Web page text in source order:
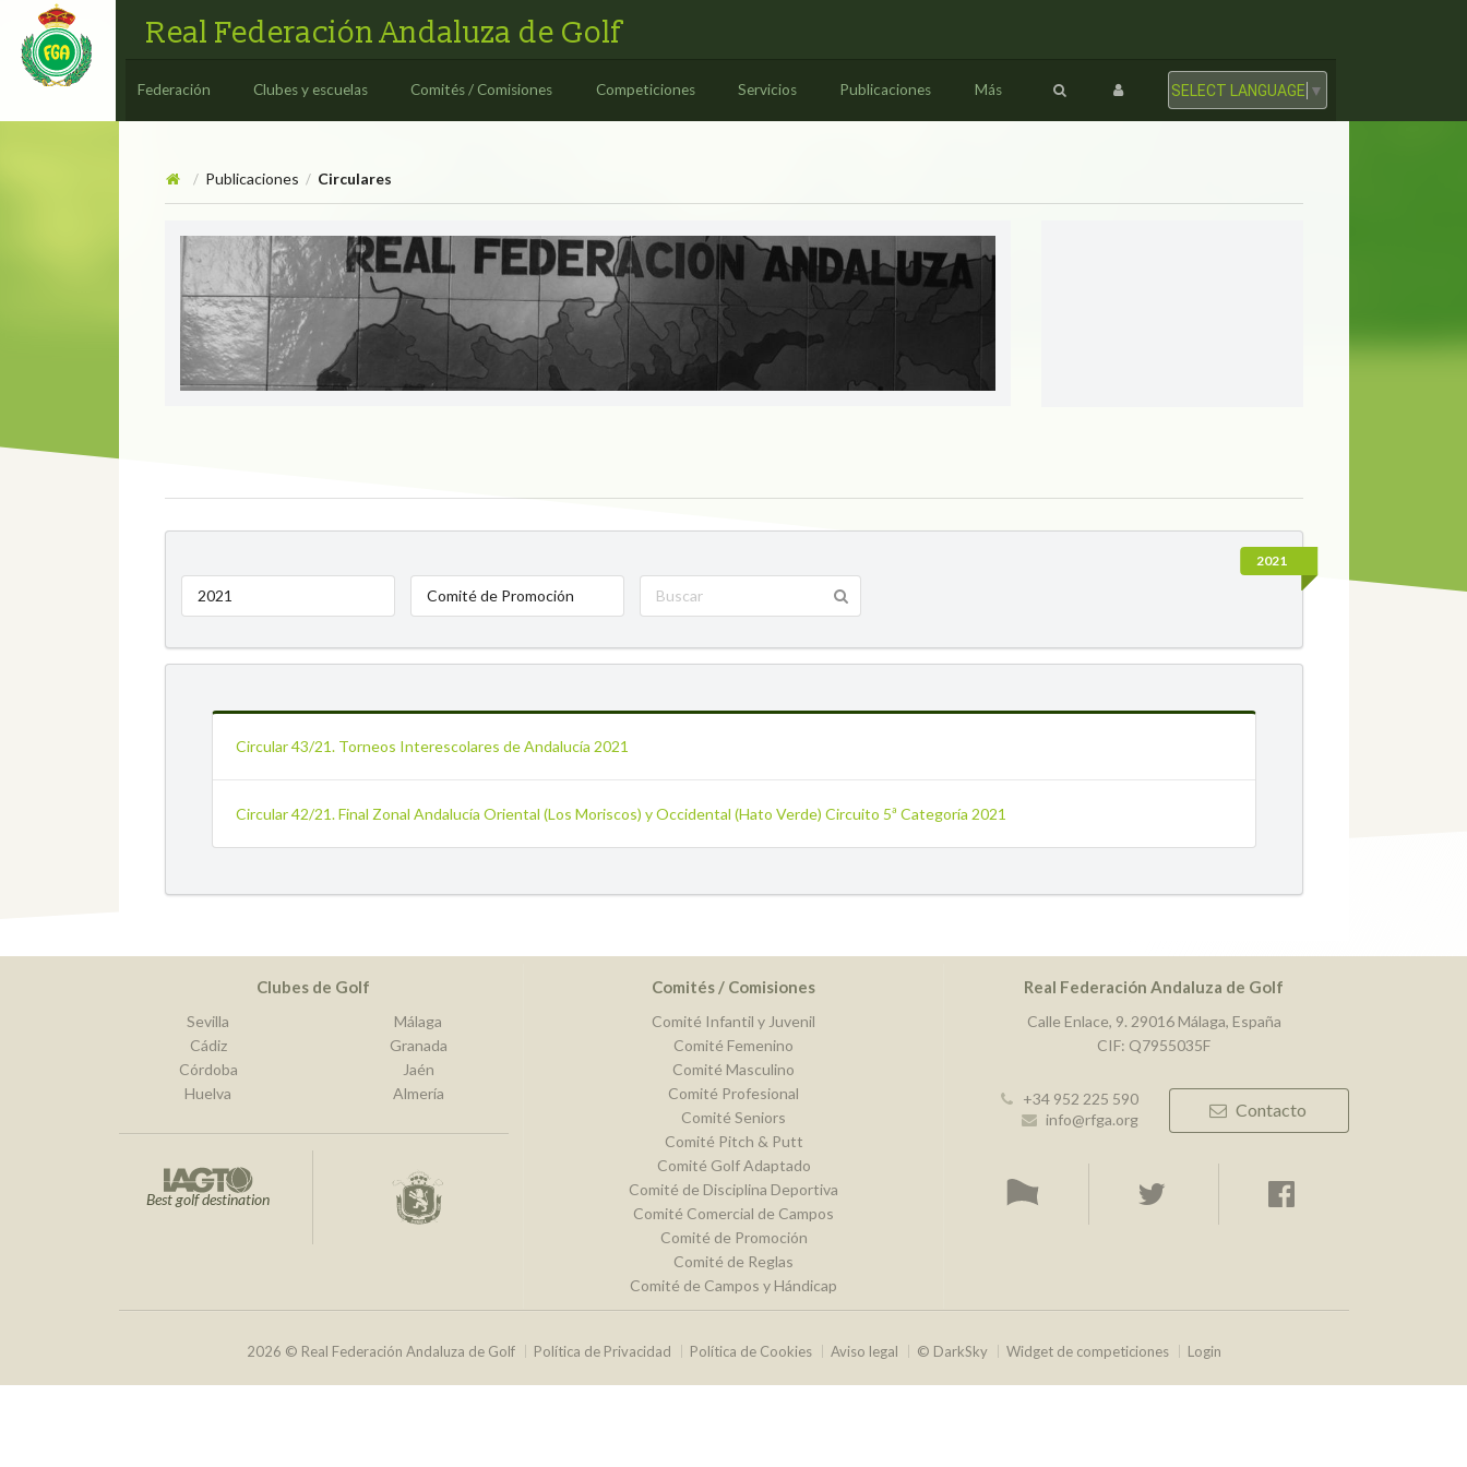
Real Federación Andaluza de Golf
Federación Clubes y escuelas Comités / Comisiones Competiciones Servicios Publicaciones Más SELECT LANGUAGE ▼
/ Publicaciones / Circulares
Circulares
CIRCULARES
2021
2021 Comité de Promoción
Circular 43/21. Torneos Interescolares de Andalucía 2021
Circular 42/21. Final Zonal Andalucía Oriental (Los Moriscos) y Occidental (Hato Verde) Circuito 5ª Categoría 2021
Clubes de Golf
Sevilla
Cádiz
Córdoba
Huelva
Málaga
Granada
Jaén
Almería
Best golf destination
Comités / Comisiones
Comité Infantil y Juvenil
Comité Femenino
Comité Masculino
Comité Profesional
Comité Seniors
Comité Pitch & Putt
Comité Golf Adaptado
Comité de Disciplina Deportiva
Comité Comercial de Campos
Comité de Promoción
Comité de Reglas
Comité de Campos y Hándicap
Real Federación Andaluza de Golf
Calle Enlace, 9. 29016 Málaga, España
CIF: Q7955035F
+34 952 225 590
info@rfga.org
Contacto
2026 © Real Federación Andaluza de Golf Política de Privacidad Política de Cookies Aviso legal © DarkSky Widget de competiciones Login